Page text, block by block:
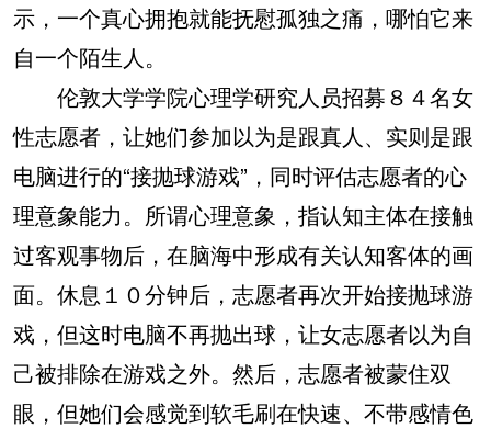
示，一个真心拥抱就能抚慰孤独之痛，哪怕它来
自一个陌生人。
伦敦大学学院心理学研究人员招募８４名女
性志愿者，让她们参加以为是跟真人、实则是跟
电脑进行的“接抛球游戏”，同时评估志愿者的心
理意象能力。所谓心理意象，指认知主体在接触
过客观事物后，在脑海中形成有关认知客体的画
面。休息１０分钟后，志愿者再次开始接抛球游
戏，但这时电脑不再抛出球，让女志愿者以为自
己被排除在游戏之外。然后，志愿者被蒙住双
眼，但她们会感觉到软毛刷在快速、不带感情色